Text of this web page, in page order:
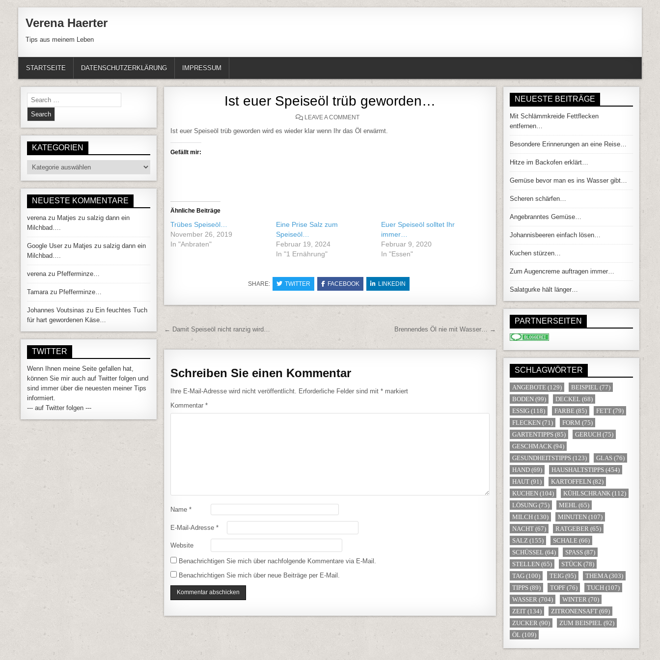
Verena Haerter
Tips aus meinem Leben
STARTSEITE DATENSCHUTZERKLÄRUNG IMPRESSUM
Ist euer Speiseöl trüb geworden…
LEAVE A COMMENTON IST EUER SPEISEÖL TRÜB GEWORDEN…
Ist euer Speiseöl trüb geworden wird es wieder klar wenn Ihr das Öl erwärmt.
Gefällt mir:
Ähnliche Beiträge
Trübes Speiseöl…
November 26, 2019
In "Anbraten"
Eine Prise Salz zum
Speiseöl…
Februar 19, 2024
In "1 Ernährung"
Euer Speiseöl solltet Ihr
immer…
Februar 9, 2020
In "Essen"
SHARE: TWITTER FACEBOOK LINKEDIN
Beitragsnavigation Brennendes Öl nie mit Wasser… →
← Damit Speiseöl nicht ranzig wird…
Schreiben Sie einen Kommentar
Ihre E-Mail-Adresse wird nicht veröffentlicht. Erforderliche Felder sind mit* markiert
Kommentar*
Name*
E-Mail-Adresse*
Website
Benachrichtigen Sie mich über nachfolgende Kommentare via E-Mail.
Benachrichtigen Sie mich über neue Beiträge per E-Mail.
Search for:
KATEGORIEN
Kategorien
NEUESTE KOMMENTARE
verenazu Matjes zu salzig dann ein
Milchbad….
Google User zu Matjes zu salzig dann ein
Milchbad….
verenazu Pfefferminze…
Tamarazu Pfefferminze…
Johannes Voutsinas zu Ein feuchtes Tuch
für hart gewordenen Käse…
TWITTER
Wenn Ihnen meine Seite gefallen hat,
können Sie mir auch auf Twitter folgen und
sind immer über die neuesten meiner Tips
informiert.
--- auf Twitter folgen ---
NEUESTE BEITRÄGE
Mit Schlämmkreide Fettflecken
entfernen…
Besondere Erinnerungen an eine Reise…
Hitze im Backofen erklärt…
Gemüse bevor man es ins Wasser gibt…
Scheren schärfen…
Angebranntes Gemüse…
Johannisbeeren einfach lösen…
Kuchen stürzen…
Zum Augencreme auftragen immer…
Salatgurke hält länger…
PARTNERSEITEN
SCHLAGWÖRTER
ANGEBOTE(129) BEISPIEL (77)
BODEN(99) DECKEL (68)
ESSIG(118) FARBE(85) FETT(79)
FLECKEN(71) FORM (75)
GARTENTIPPS(85) GERUCH(75)
GESCHMACK(94)
GESUNDHEITSTIPPS(123) GLAS(76)
HAND(69) HAUSHALTSTIPPS(454)
HAUT(91) KARTOFFELN(82)
KUCHEN(104) KÜHLSCHRANK(112)
LÖSUNG(75) MEHL (65)
MILCH(130) MINUTEN(107)
NACHT(67) RATGEBER(65)
SALZ (155) SCHALE(66)
SCHÜSSEL (64) SPASS(87)
STELLEN(65) STÜCK(78)
TAG(100) TEIG(95) THEMA(303)
TIPPS(89) TOPF(76) TUCH(107)
WASSER(704) WINTER(70)
ZEIT(134) ZITRONENSAFT(69)
ZUCKER(90) ZUM BEISPIEL (92)
ÖL (109)